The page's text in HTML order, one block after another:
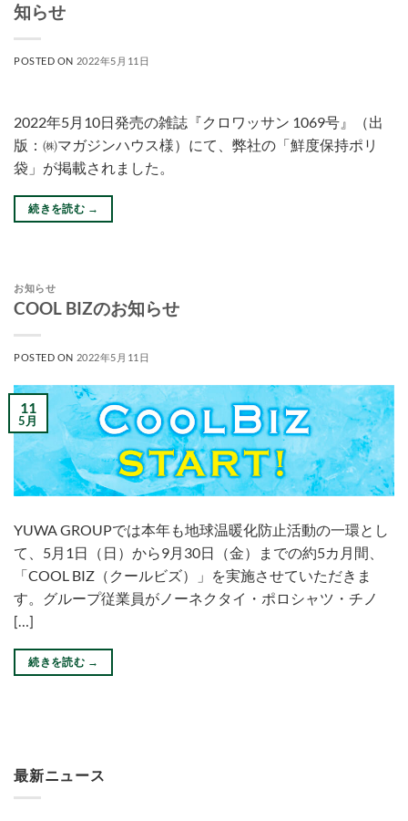
知らせ
POSTED ON 2022年5月11日
2022年5月10日発売の雑誌『クロワッサン 1069号』（出
版：㈱マガジンハウス様）にて、弊社の「鮮度保持ポリ
袋」が掲載されました。
続きを読む →
お知らせ
COOL BIZのお知らせ
POSTED ON 2022年5月11日
11
5月
YUWA GROUPでは本年も地球温暖化防止活動の一環とし
て、5月1日（日）から9月30日（金）までの約5カ月間、
「COOL BIZ（クールビズ）」を実施させていただきま
す。グループ従業員がノーネクタイ・ポロシャツ・チノ
[…]
続きを読む →
最新ニュース